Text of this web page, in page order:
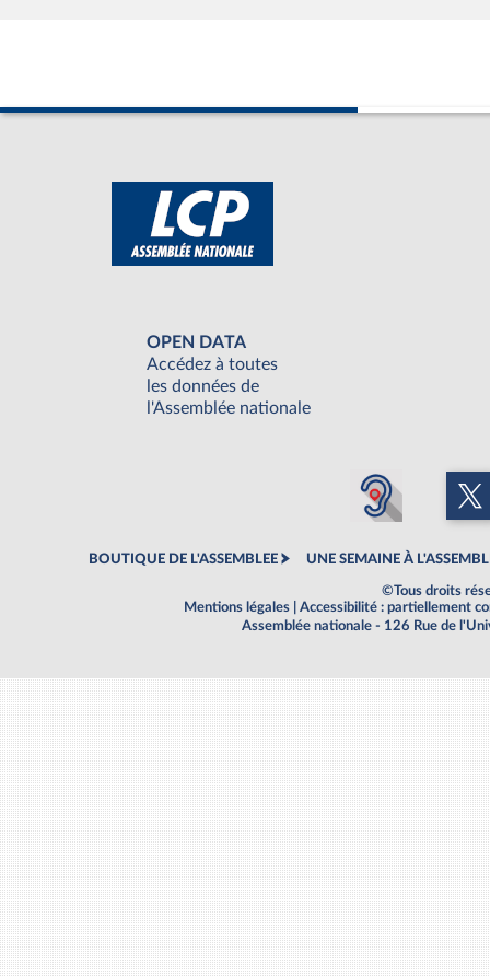
OPEN DATA
Accédez à toutes
les données de
l'Assemblée nationale
BOUTIQUE DE L'ASSEMBLEE UNE SEMAINE À
©Tous droits
Mentions légales
Accessibilité : partiellement
Assemblée nationale - 126 Rue de